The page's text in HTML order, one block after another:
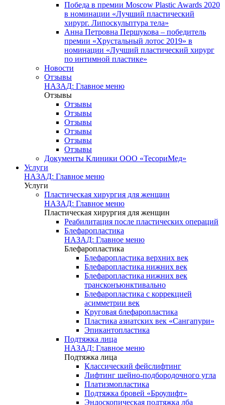
Победа в премии Moscow Plastic Awards 2020
в номинации «Лучший пластический
хирург. Липоскульптура тела»
Анна Петровна Першукова – победитель
премии «Хрустальный лотос 2019» в
номинации «Лучший пластический хирург
по интимной пластике»
Новости
Отзывы
НАЗАД: Главное меню
Отзывы
Отзывы
Отзывы
Отзывы
Отзывы
Отзывы
Отзывы
Документы Клиники ООО «ТесориМед»
Услуги
НАЗАД: Главное меню
Услуги
Пластическая хирургия для женщин
НАЗАД: Главное меню
Пластическая хирургия для женщин
Реабилитация после пластических операций
Блефаропластика
НАЗАД: Главное меню
Блефаропластика
Блефаропластика верхних век
Блефаропластика нижних век
Блефаропластика нижних век
трансконъюнктивально
Блефаропластика с коррекцией
асимметрии век
Круговая блефаропластика
Пластика азиатских век «Сангапури»
Эпикантопластика
Подтяжка лица
НАЗАД: Главное меню
Подтяжка лица
Классический фейслифтинг
Лифтинг шейно-подбородочного угла
Платизмопластика
Подтяжка бровей «Броулифт»
Эндоскопическая подтяжка лба